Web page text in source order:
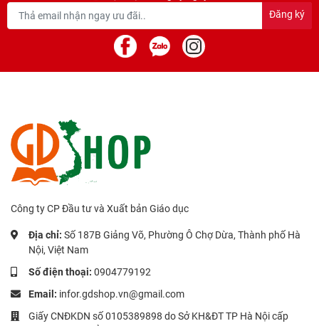
Đăng ký
Công ty CP Đầu tư và Xuất bản Giáo dục
Địa chỉ: Số 187B Giảng Võ, Phường Ô Chợ Dừa, Thành phố Hà
Nội, Việt Nam
Số điện thoại: 0904779192
Email: infor.gdshop.vn@gmail.com
Giấy CNĐKDN số 0105389898 do Sở KH&ĐT TP Hà Nội cấp